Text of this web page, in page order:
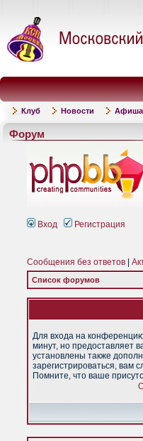
Клуб Новости Афиша
Форум
Вход Регистрация
Сообщения без ответов
Список форумов
Для входа на
минут, но предоставляет
установлены также
зарегистрироваться, вам
Помните, что ваше